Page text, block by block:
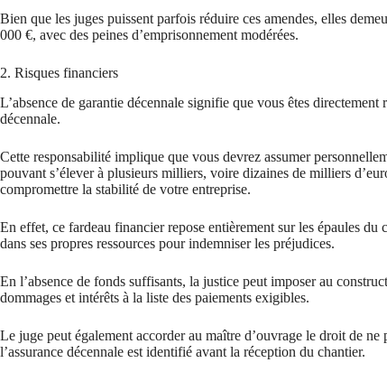
Bien que les juges puissent parfois réduire ces amendes, elles
000 €, avec des peines d’emprisonnement modérées.
2. Risques financiers
L’absence de garantie décennale signifie que vous êtes
décennale.
Cette responsabilité implique que vous devrez assumer
pouvant s’élever à plusieurs milliers, voire dizaines de milliers
compromettre la stabilité de votre entreprise.
En effet, ce fardeau financier repose entièrement sur les épaules
dans ses propres ressources pour indemniser les préjudices.
En l’absence de fonds suffisants, la justice peut imposer au
dommages et intérêts à la liste des paiements exigibles.
Le juge peut également accorder au maître d’ouvrage le droit de
l’assurance décennale est identifié avant la réception du chantier.